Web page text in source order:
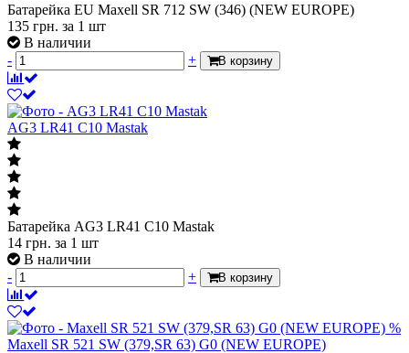
Батарейка EU Maxell SR 712 SW (346) (NEW EUROPE)
135 грн. за 1 шт
В наличии
-
+ В корзину
AG3 LR41 C10 Mastak
Батарейка AG3 LR41 C10 Mastak
14 грн. за 1 шт
В наличии
-
+ В корзину
%
Maxell SR 521 SW (379,SR 63) G0 (NEW EUROPE)